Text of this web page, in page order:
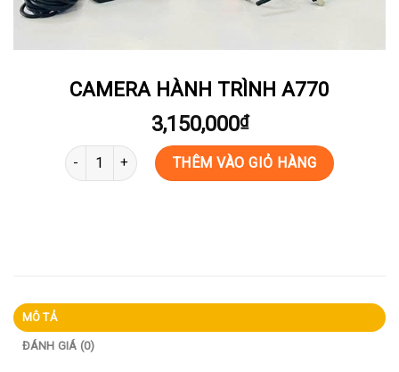
CAMERA HÀNH TRÌNH A770
3,150,000₫
CAMERA HÀNH TRÌNH A770 số lượng
THÊM VÀO GIỎ HÀNG
MÔ TẢ
ĐÁNH GIÁ (0)